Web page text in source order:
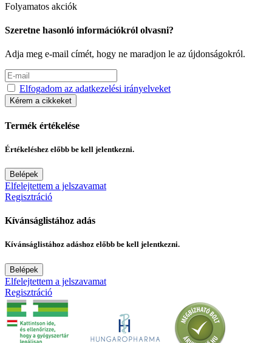
Folyamatos akciók
Szeretne hasonló információkról olvasni?
Adja meg e-mail címét, hogy ne maradjon le az újdonságokról.
Elfogadom az adatkezelési irányelveket
Kérem a cikkeket
Termék értékelése
Értékeléshez előbb be kell jelentkezni.
Belépek
Elfelejtettem a jelszavamat
Regisztráció
Kívánságlistához adás
Kívánságlistához adáshoz előbb be kell jelentkezni.
Belépek
Elfelejtettem a jelszavamat
Regisztráció